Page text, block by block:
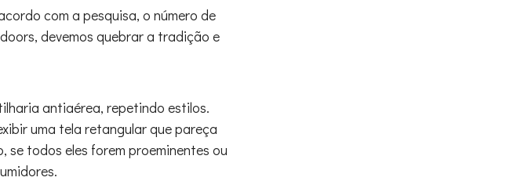
com a pesquisa, o número de
devemos quebrar a tradição e
antiaérea, repetindo estilos.
uma tela retangular que pareça
todos eles forem proeminentes ou